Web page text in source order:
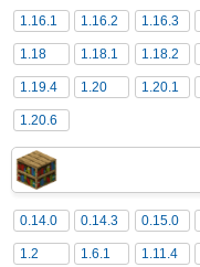
1.16.1 1.16.2 1.16.3
1.18 1.18.1 1.18.2
1.19.4 1.20 1.20.1
1.20.6
0.14.0 0.14.3 0.15.0
1.2 1.6.1 1.11.4